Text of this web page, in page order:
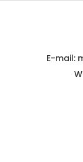
E-mail: